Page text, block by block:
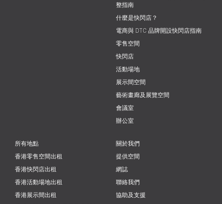
整指南
什麼是快閃店？
電商與 DTC 品牌開設快閃店指南
零售空間
快閃店
活動場地
展示間空間
藝術畫廊及展覽空間
會議室
辦公室
所有地點
香港零售空間出租
香港快閃店出租
香港活動場地出租
香港展示間出租
關於我們
提供空間
網誌
聯絡我們
協助及支援